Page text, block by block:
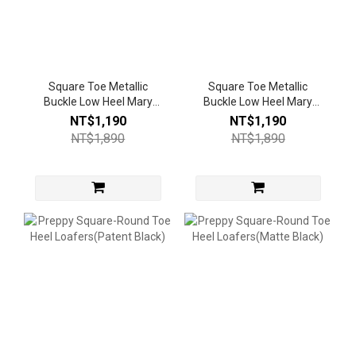
Square Toe Metallic
Buckle Low Heel Mary
Janes(Black)
NT$1,190
NT$1,890
Square Toe Metallic
Buckle Low Heel Mary
Janes(Brown)
NT$1,190
NT$1,890